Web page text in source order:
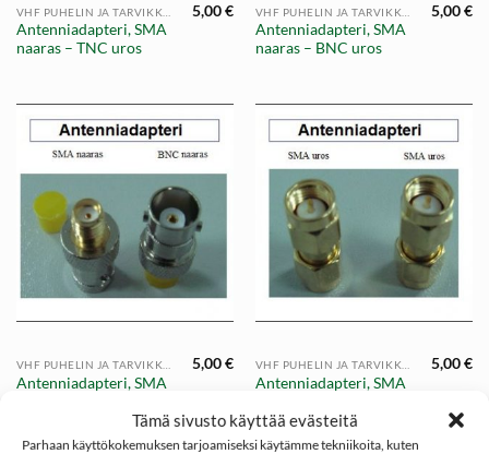
Tämä sivusto käyttää evästeitä
Parhaan käyttökokemuksen tarjoamiseksi käytämme tekniikoita, kuten
Antenniadapteri, SMA
naaras – TNC uros
5,00€
Antenniadapteri, SMA
naaras – BNC uros
5,00€
Antenniadapteri, SMA
5,00€
Antenniadapteri, SMA
5,00€